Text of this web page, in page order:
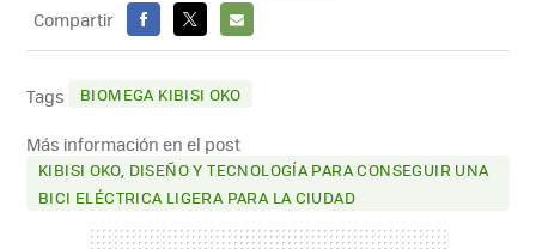
Compartir
FACEBOOK
X
E-
MAIL
Tags BIOMEGA KIBISI OKO
Más información en el post
KIBISI OKO, DISEÑO Y TECNOLOGÍA PARA CONSEGUIR UNA
BICI ELÉCTRICA LIGERA PARA LA CIUDAD